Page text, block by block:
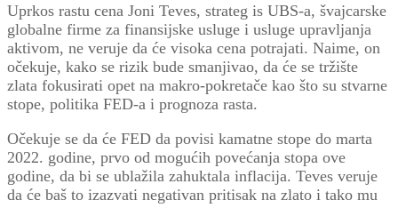
Uprkos rastu cena Joni Teves, strateg is UBS-a, švajcarske
globalne firme za finansijske usluge i usluge upravljanja
aktivom, ne veruje da će visoka cena potrajati. Naime, on
očekuje, kako se rizik bude smanjivao, da će se tržište
zlata fokusirati opet na makro-pokretače kao što su stvarne
stope, politika FED-a i prognoza rasta.
Očekuje se da će FED da povisi kamatne stope do marta
2022. godine, prvo od mogućih povećanja stopa ove
godine, da bi se ublažila zahuktala inflacija. Teves veruje
da će baš to izazvati negativan pritisak na zlato i tako mu